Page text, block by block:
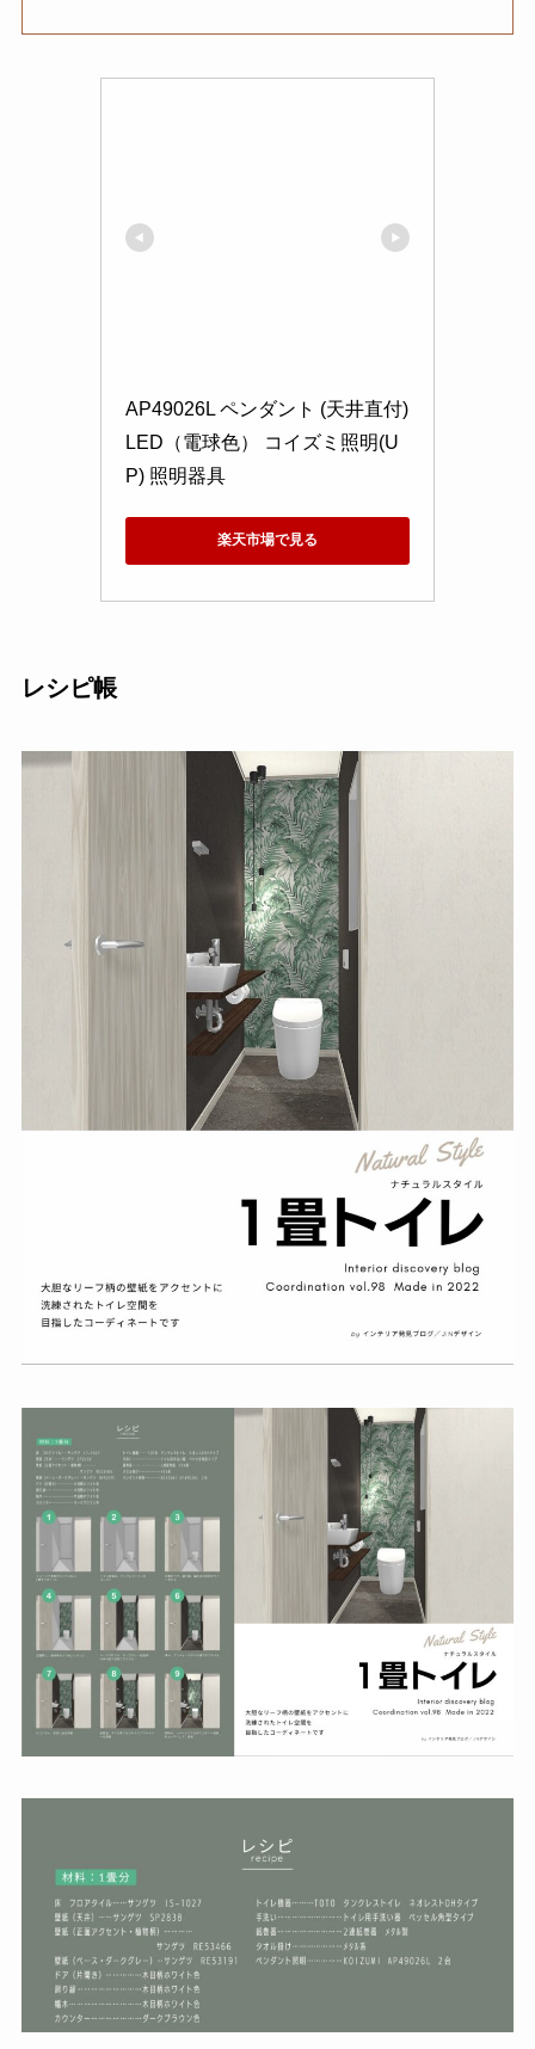
AP49026L ペンダント (天井直付)
LED（電球色） コイズミ照明(U
P) 照明器具
楽天市場で見る
レシピ帳